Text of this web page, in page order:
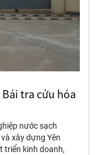
Bái tra cứu hóa
nước sạch
xây dựng Yên
triển kinh doanh,